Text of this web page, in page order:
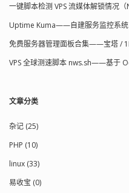
一键脚本检测 VPS 流媒体解锁情况
Uptime Kuma——自建服务监控系统
免费服务器管理面板合集——宝塔 /
VPS 全球测速脚本 nws.sh——基于
文章分类
杂记 (25)
PHP (10)
linux (33)
易收宝 (0)